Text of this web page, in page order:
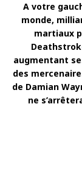
A votre
monde,
martiaux
augmentant
des
de Damian
ne